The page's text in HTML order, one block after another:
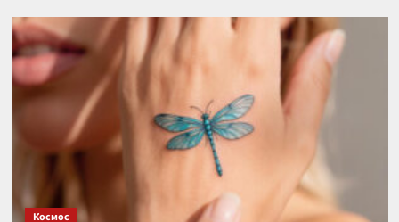
Выявлены
свойства
пшеницы
повышения
урожайности
засоленных
почвах
Космос